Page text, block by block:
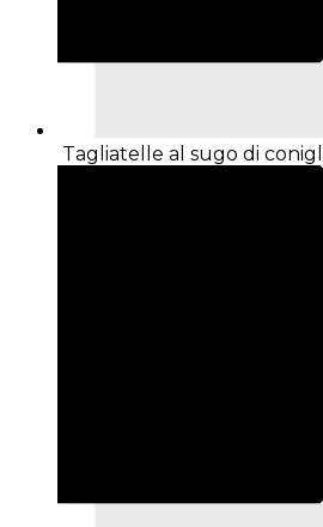
Tagliatelle al sugo di